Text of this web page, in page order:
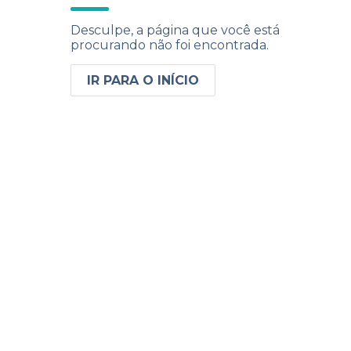
Desculpe, a página que você está
procurando não foi encontrada.
IR PARA O INÍCIO